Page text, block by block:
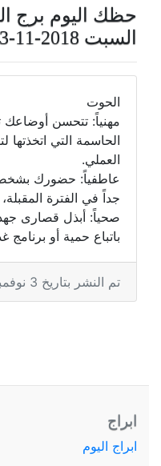
حظك اليوم برج
السبت 2018-11-03
الحوت
مهنياً: تتحسن أوضاعك
الحاسمة التي
العملي.
عاطفياً: حضورك
جداً في الفترة
صحياً: أبذل قصارى
باتباع حمية أو
تم النشر بتاريخ 3 نوفمبر، 2018
ابراج
ابراج اليوم